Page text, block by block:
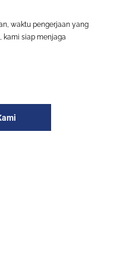
waktu pengerjaan yang
kami siap menjaga